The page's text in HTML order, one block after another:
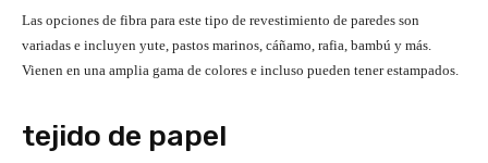
Las opciones de fibra para este tipo de revestimiento de paredes son
variadas e incluyen yute, pastos marinos, cáñamo, rafia, bambú y más.
Vienen en una amplia gama de colores e incluso pueden tener estampados.
tejido de papel